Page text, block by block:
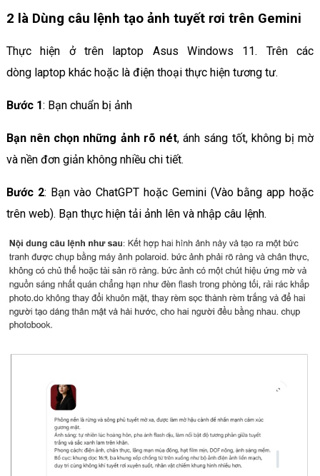
2 là Dùng câu lệnh tạo ảnh tuyết rơi trên Gemini
Thực hiện ở trên laptop Asus Windows 11. Trên các
dòng laptop khác hoặc là điện thoại thực hiện tương tư.
Bước 1: Bạn chuẩn bị ảnh
Bạn nên chọn những ảnh rõ nét, ánh sáng tốt, không bị mờ
và nền đơn giản không nhiều chi tiết.
Bước 2: Bạn vào ChatGPT hoặc Gemini (Vào bằng app hoặc
trên web). Bạn thực hiện tải ảnh lên và nhập câu lệnh.